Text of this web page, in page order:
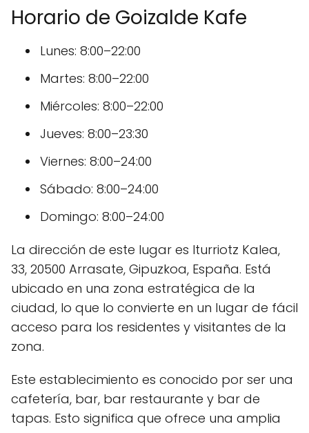
Horario de Goizalde Kafe
Lunes: 8:00–22:00
Martes: 8:00–22:00
Miércoles: 8:00–22:00
Jueves: 8:00–23:30
Viernes: 8:00–24:00
Sábado: 8:00–24:00
Domingo: 8:00–24:00
La dirección de este lugar es Iturriotz Kalea,
33, 20500 Arrasate, Gipuzkoa, España. Está
ubicado en una zona estratégica de la
ciudad, lo que lo convierte en un lugar de fácil
acceso para los residentes y visitantes de la
zona.
Este establecimiento es conocido por ser una
cafetería, bar, bar restaurante y bar de
tapas. Esto significa que ofrece una amplia